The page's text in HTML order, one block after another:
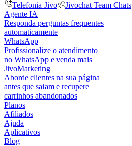
Telefonia Jivo
Jivochat Team Chats
Agente IA
Responda perguntas frequentes
automaticamente
WhatsApp
Profissionalize o atendimento
no WhatsApp e venda mais
JivoMarketing
Aborde clientes na sua página
antes que saiam e recupere
carrinhos abandonados
Planos
Afiliados
Ajuda
Aplicativos
Blog